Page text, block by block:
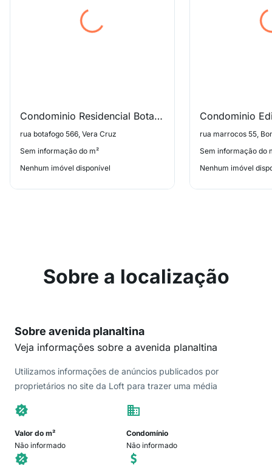
Condominio Residencial Botafogo
rua botafogo 566, Vera Cruz
Sem informação do m²
Nenhum imóvel disponível
Condominio
rua marrocos 55,
Sem informação do
Nenhum imóvel
Sobre a localização
Sobre avenida planaltina
Veja informações sobre a avenida planaltina
Utilizamos informações de anúncios publicados por
proprietários no site da Loft para trazer uma média
Valor do m²
Não informado
Condomínio
Não informado